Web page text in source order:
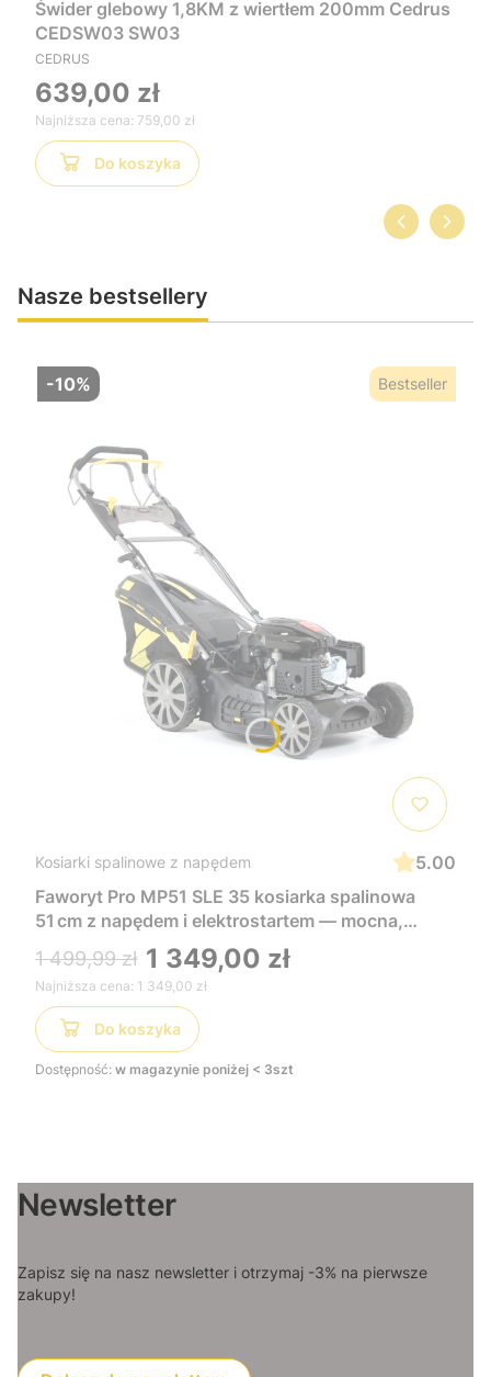
Świder glebowy 1,8KM z wiertłem 200mm Cedrus
CEDSW03 SW03
CEDRUS
639,00 zł
Najniższa cena: 759,00 zł
Do koszyka
Nasze bestsellery
-10% Bestseller
Kosiarki spalinowe z napędem
5.00
Faworyt Pro MP51 SLE 35 kosiarka spalinowa
51 cm z napędem i elektrostartem — mocna,
wygodna i łatwa w uruchomieniu, idealna do
dużych trawników
1 499,99 zł 1 349,00 zł
Najniższa cena: 1 349,00 zł
Do koszyka
Dostępność: w magazynie poniżej < 3szt
Newsletter
Zapisz się na nasz newsletter i otrzymaj -3% na pierwsze
zakupy!